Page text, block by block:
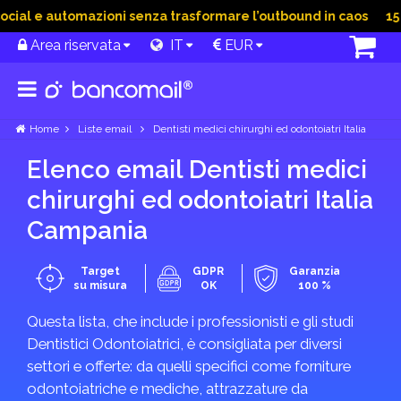
e automazioni senza trasformare l’outbound in caos 15
Area riservata IT EUR
Home Liste email Dentisti medici chirurghi ed odontoiatri Italia
Elenco email Dentisti medici
chirurghi ed odontoiatri Italia
Campania
Target
su misura
GDPR
OK
Garanzia
100 %
Questa lista, che include i professionisti e gli studi
Dentistici Odontoiatrici, è consigliata per diversi
settori e offerte: da quelli specifici come forniture
odontoiatriche e mediche, attrazzature da